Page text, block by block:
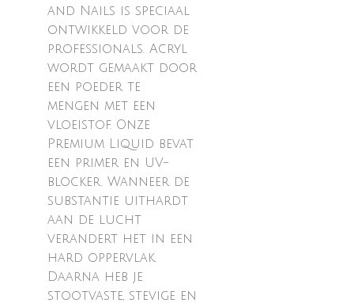
and Nails is speciaal
ontwikkeld voor de
professionals. Acryl
wordt gemaakt door
een poeder te
mengen met een
vloeistof. Onze
Premium Liquid bevat
een primer en UV-
blocker. Wanneer de
substantie uithardt
aan de lucht
verandert het in een
hard oppervlak.
Daarna heb je
stootvaste, stevige en